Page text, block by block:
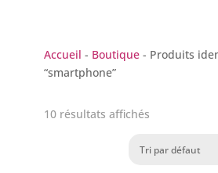
Accueil - Boutique - Produits
“smartphone”
10 résultats affichés